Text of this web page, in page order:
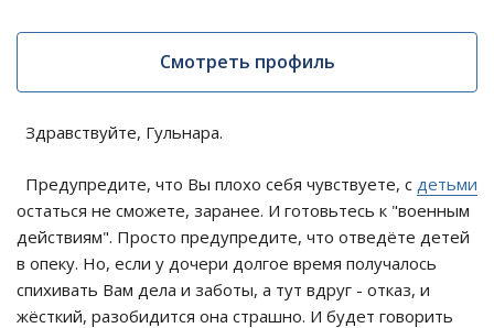
Смотреть профиль
Здравствуйте, Гульнара.
Предупредите, что Вы плохо себя чувствуете, с детьми
остаться не сможете, заранее. И готовьтесь к "военным
действиям". Просто предупредите, что отведёте детей
в опеку. Но, если у дочери долгое время получалось
спихивать Вам дела и заботы, а тут вдруг - отказ, и
жёсткий, разобидится она страшно. И будет говорить